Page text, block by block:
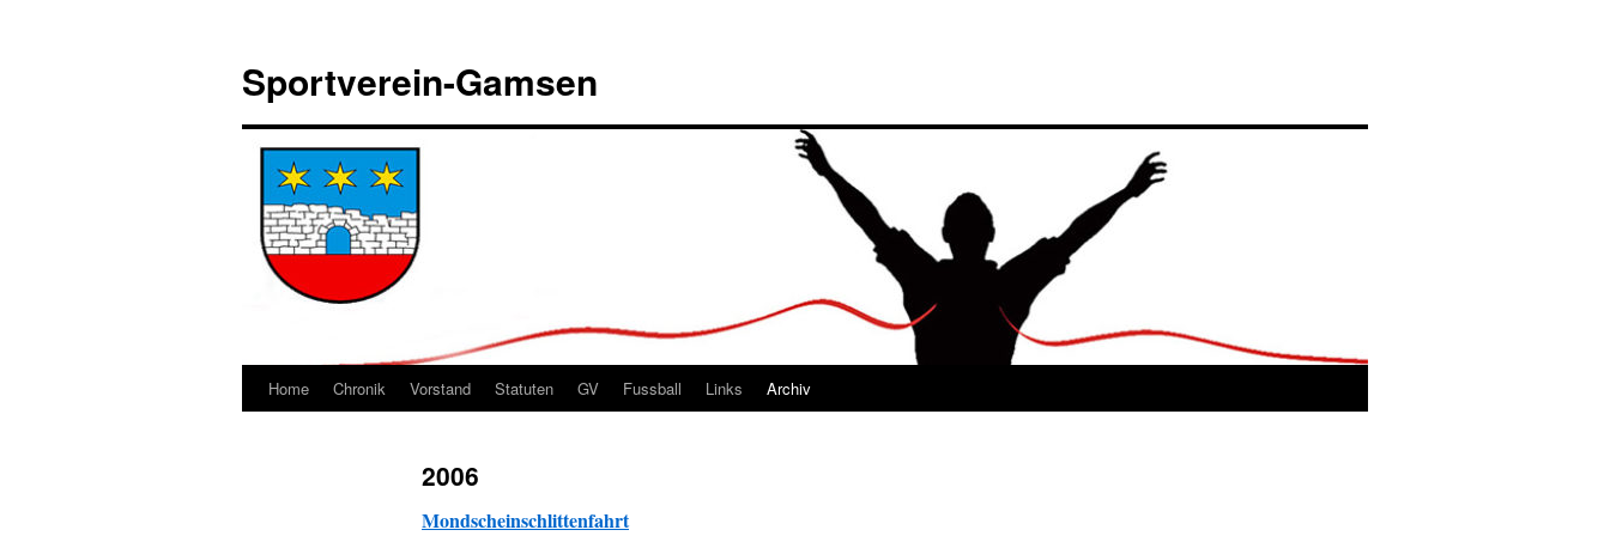
Sportverein-Gamsen
Springe
Home Chronik Vorstand Statuten GV Fussball Links Archiv
2006
Mondscheinschlittenfahrt